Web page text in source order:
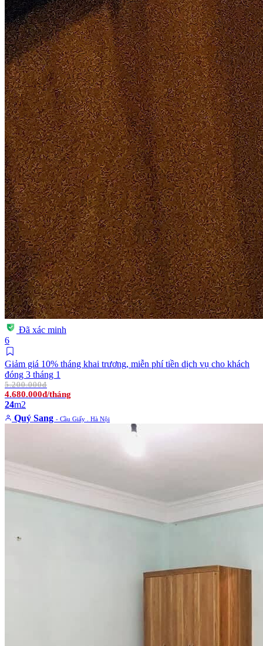
Đã xác minh
6
Giảm giá 10% tháng khai trương, miễn phí tiền dịch vụ cho khách
đóng 3 tháng 1
5.200.000đ
4.680.000đ/tháng
24m2
Quý Sang - Cầu Giấy . Hà Nội